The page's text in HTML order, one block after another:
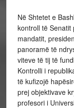
Në Shtetet e
kontroll të Senatit
mandatit,
panoramë të
viteve të tij të
Kontrolli i
të kufizojë
prej objektivave
profesori i